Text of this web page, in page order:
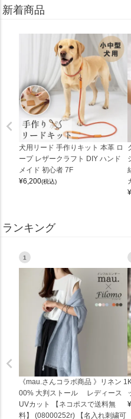
新着商品
犬用リード 手作りキット 本革 ロ
ープ レザークラフト DIY ハンド
メイド 初心者 7F
¥6,200(税込)
¥
ランキング
1
《mau.さんコラボ商品 》リネン 1
00% 大判ストール レディース
UVカット 【ネコポスで送料無
料】 (08000252r) 【名入れ刺繍可
¥